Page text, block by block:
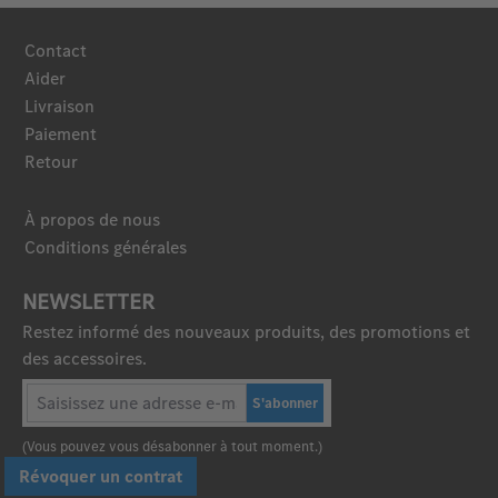
Contact
Aider
Livraison
Paiement
Retour
À propos de nous
Conditions générales
NEWSLETTER
Restez informé des nouveaux produits, des promotions et
des accessoires.
S'abonner
(Vous pouvez vous désabonner à tout moment.)
Révoquer un contrat